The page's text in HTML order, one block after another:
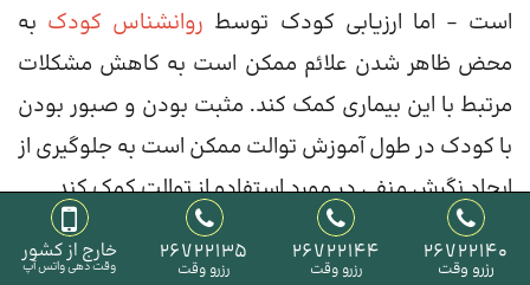
26722140
رزرو وقت
26722144
رزرو وقت
26722135
رزرو وقت
خارج از کشور
وقت دهی واتس آپ
است – اما ارزیابی کودک توسط روانشناس کودک به
محض ظاهر شدن علائم ممکن است به کاهش مشکلات
مرتبط با این بیماری کمک کند. مثبت بودن و صبور بودن
با کودک در طول آموزش توالت ممکن است به جلوگیری از
ایجاد نگرش منفی در مورد استفاده از توالت کمک کند.
منابع